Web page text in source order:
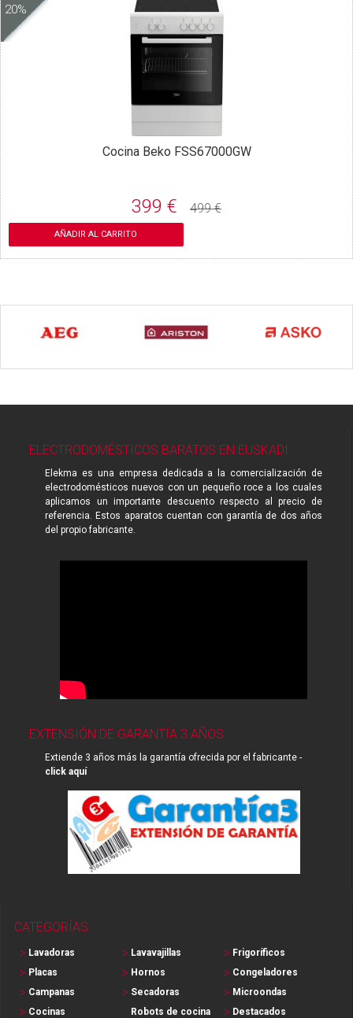
20%
Cocina Beko FSS67000GW
399 € 499 €
AÑADIR AL CARRITO
ELECTRODOMÉSTICOS BARATOS EN EUSKADI
Elekma es una empresa dedicada a la comercialización de
electrodomésticos nuevos con un pequeño roce a los cuales
aplicamos un importante descuento respecto al precio de
referencia. Estos aparatos cuentan con garantía de dos años
del propio fabricante.
EXTENSIÓN DE GARANTÍA 3 AÑOS
Extiende 3 años más la garantía ofrecida por el fabricante -
click aquí
CATEGORÍAS
Lavadoras Lavavajillas
Frigoríficos
Placas
Hornos
Congeladores
Campanas
Secadoras
Microondas
Cocinas
Robots de cocina
Destacados